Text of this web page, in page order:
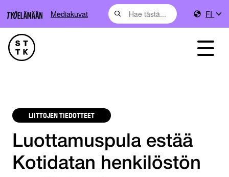
Mediakuvat FI
LIITTOJEN TIEDOTTEET
Luottamuspula estää
Kotidatan henkilöstön